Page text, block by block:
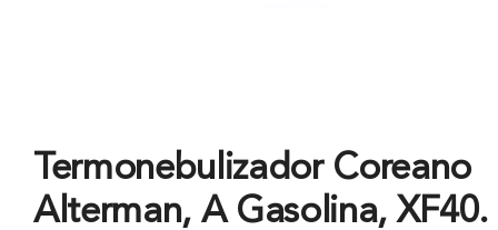
Termonebulizador Coreano
Alterman, A Gasolina, XF40.